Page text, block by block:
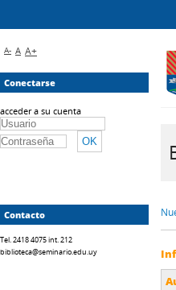
A- A A+
Conectarse
acceder a su cuenta
Contacto
Tel. 2418 4075 int. 212
biblioteca@seminario.edu.uy